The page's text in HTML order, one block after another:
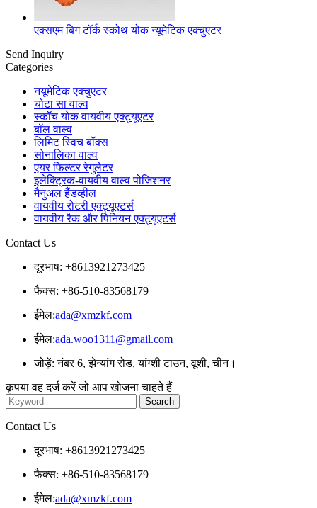
एक्सएम बिग टॉर्क स्कोथ योक न्यूमेटिक एक्चुएटर
Send Inquiry
Categories
नयूमेटिक एक्चुएटर
चोटा सा वाल्व
स्कॉच योक वायवीय एक्ट्यूएटर
बॉल वाल्व
लिमिट स्विच बॉक्स
सोनालिका वाल्व
एयर फिल्टर रेगुलेटर
इलेक्ट्रिक-वायवीय वाल्व पोजिशनर
मैनुअल हैंडव्हील
वायवीय रोटरी एक्ट्यूएटर्स
वायवीय रैक और पिनियन एक्ट्यूएटर्स
Contact Us
दूरभाष: +8613921273425
फैक्स: +86-510-83568179
ईमेल:ada@xmzkf.com
ईमेल:ada.woo1311@gmail.com
जोड़ें: नंबर 6, झेन्यांग रोड, यांग्शी टाउन, वूशी, चीन।
कृपया वह दर्ज करें जो आप खोजना चाहते हैं
Contact Us
दूरभाष: +8613921273425
फैक्स: +86-510-83568179
ईमेल:ada@xmzkf.com